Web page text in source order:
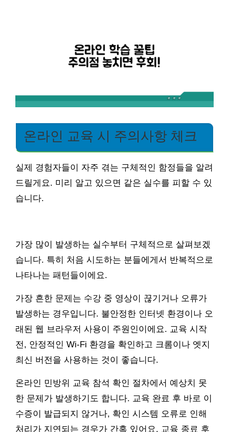
온라인 교육 시 주의사항 체크
실제 경험자들이 자주 겪는 구체적인 함정들을 알려
드릴게요. 미리 알고 있으면 같은 실수를 피할 수 있
습니다.
가장 많이 발생하는 실수부터 구체적으로 살펴보겠
습니다. 특히 처음 시도하는 분들에게서 반복적으로
나타나는 패턴들이에요.
가장 흔한 문제는 수강 중 영상이 끊기거나 오류가
발생하는 경우입니다. 불안정한 인터넷 환경이나 오
래된 웹 브라우저 사용이 주원인이에요. 교육 시작
전, 안정적인 Wi-Fi 환경을 확인하고 크롬이나 엣지
최신 버전을 사용하는 것이 좋습니다.
온라인 민방위 교육 참석 확인 절차에서 예상치 못
한 문제가 발생하기도 합니다. 교육 완료 후 바로 이
수증이 발급되지 않거나, 확인 시스템 오류로 인해
처리가 지연되는 경우가 간혹 있어요. 교육 종료 후